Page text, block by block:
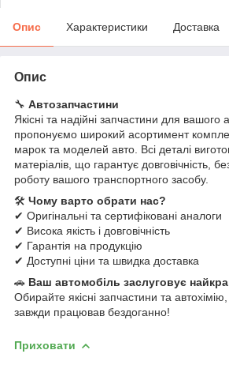
Опис Характеристики Доставка
Опис
🔧 Автозапчастини
Якісні та надійні запчастини для вашого
пропонуємо широкий асортимент
марок та моделей авто. Всі деталі
матеріалів, що гарантує довговічність,
роботу вашого транспортного засобу.
🛠 Чому варто обрати нас?
✔ Оригінальні та сертифіковані аналоги
✔ Висока якість і довговічність
✔ Гарантія на продукцію
✔ Доступні ціни та швидка доставка
🚗 Ваш автомобіль заслуговує
Обирайте якісні запчастини та
завжди працював бездоганно!
Приховати